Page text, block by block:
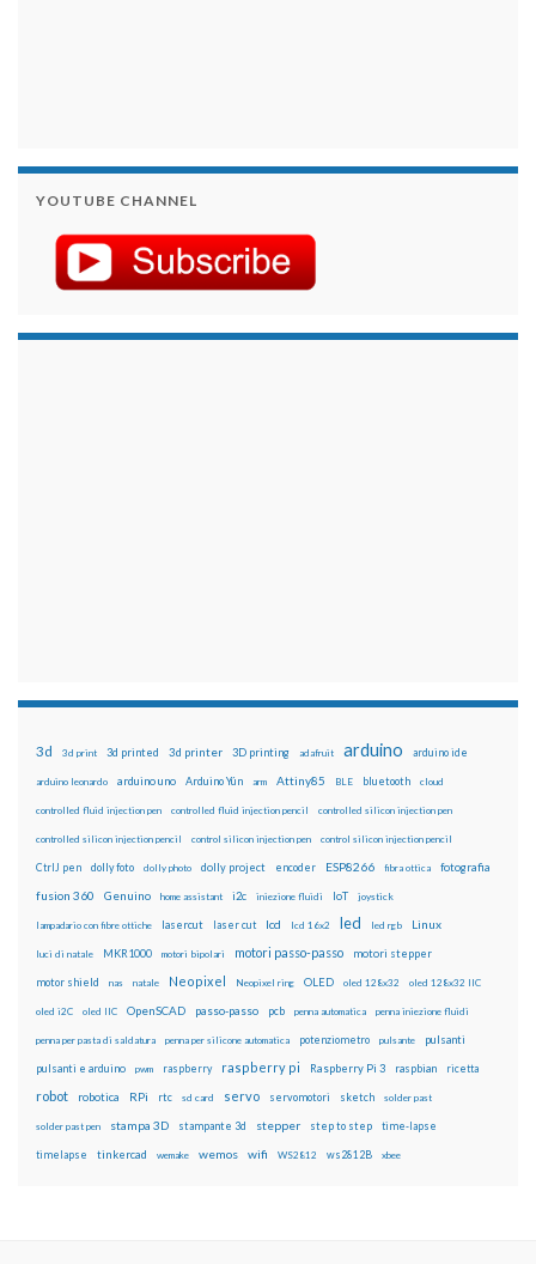
YOUTUBE CHANNEL
3d 3d print 3d printed 3d printer 3D printing adafruit arduino arduino ide
arduino leonardo arduino uno Arduino Yún arm Attiny85 BLE bluetooth cloud
controlled fluid injection pen controlled fluid injection pencil controlled silicon injection pen
controlled silicon injection pencil control silicon injection pen control silicon injection pencil
CtrlJ pen dolly foto dolly photo dolly project encoder ESP8266 fibra ottica fotografia
fusion 360 Genuino home assistant i2c iniezione fluidi IoT joystick
lampadario con fibre ottiche lasercut laser cut lcd lcd 16x2 led led rgb Linux
luci di natale MKR1000 motori bipolari motori passo-passo motori stepper
motor shield nas natale Neopixel Neopixel ring OLED oled 128x32 oled 128x32 IIC
oled i2C oled IIC OpenSCAD passo-passo pcb penna automatica penna iniezione fluidi
penna per pasta di saldatura penna per silicone automatica potenziometro pulsante pulsanti
pulsanti e arduino pwm raspberry raspberry pi Raspberry Pi 3 raspbian ricetta
robot robotica RPi rtc sd card servo servomotori sketch solder past
solder past pen stampa 3D stampante 3d stepper step to step time-lapse
timelapse tinkercad wemake wemos wifi WS2812 ws2812B xbee